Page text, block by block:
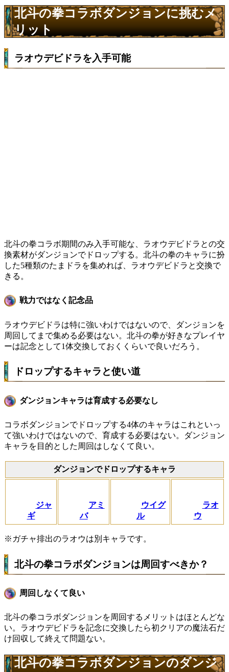
北斗の拳コラボダンジョンに挑むメ
リット
ラオウデビドラを入手可能
北斗の拳コラボ期間のみ入手可能な、ラオウデビドラとの交
換素材がダンジョンでドロップする。北斗の拳のキャラに扮
した5種類のたまドラを集めれば、ラオウデビドラと交換で
きる。
戦力ではなく記念品
ラオウデビドラは特に強いわけではないので、ダンジョンを
周回してまで集める必要はない。北斗の拳が好きなプレイヤ
ーは記念として1体交換しておくくらいで良いだろう。
ドロップするキャラと使い道
ダンジョンキャラは育成する必要なし
コラボダンジョンでドロップする4体のキャラはこれといっ
て強いわけではないので、育成する必要はない。ダンジョン
キャラを目的とした周回はしなくて良い。
ダンジョンでドロップするキャラ
ジャ
ギ
アミ
バ
ウイグ
ル
ラオ
ウ
※ガチャ排出のラオウは別キャラです。
北斗の拳コラボダンジョンは周回すべきか？
周回しなくて良い
北斗の拳コラボダンジョンを周回するメリットはほとんどな
い。ラオウデビドラを記念に交換したら初クリアの魔法石だ
け回収して終えて問題ない。
北斗の拳コラボダンジョンのダンジ